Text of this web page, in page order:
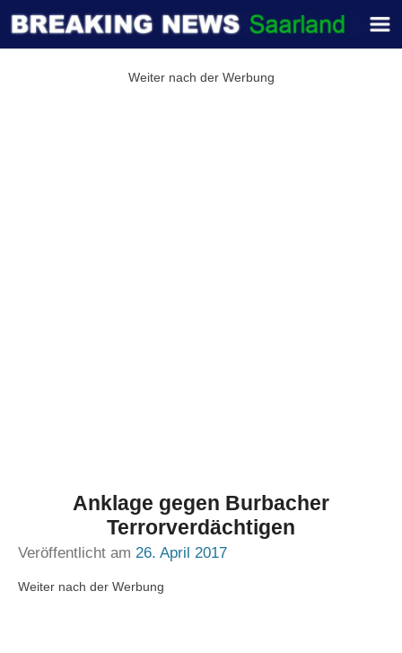
Weiter nach der Werbung
Anklage gegen Burbacher
Terrorverdächtigen
Veröffentlicht am 26. April 2017
Weiter nach der Werbung